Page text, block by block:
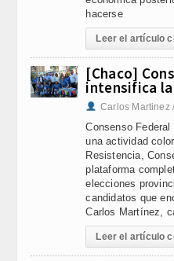
hacerse
Leer el artículo
[Chaco]
intensifica la
Carlos Martinez
Consenso
una actividad
Resistencia,
plataforma
elecciones
candidatos que
Carlos Martínez,
Leer el artículo